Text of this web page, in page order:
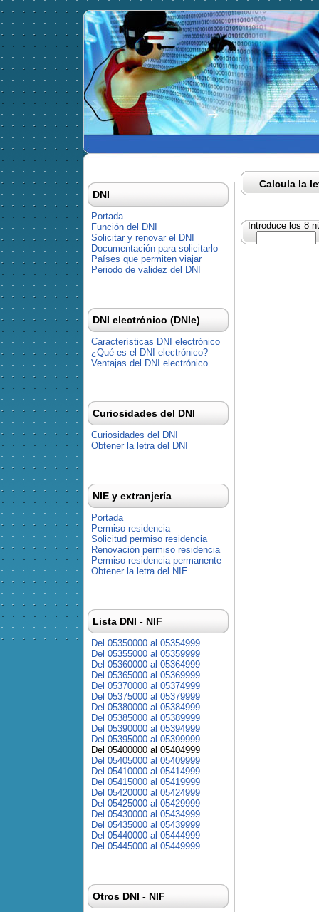
Calcula la
Introduce los 8
DNI
Portada
Función del DNI
Solicitar y renovar el DNI
Documentación para solicitarlo
Países que permiten viajar
Periodo de validez del DNI
DNI electrónico (DNIe)
Características DNI electrónico
¿Qué es el DNI electrónico?
Ventajas del DNI electrónico
Curiosidades del DNI
Curiosidades del DNI
Obtener la letra del DNI
NIE y extranjería
Portada
Permiso residencia
Solicitud permiso residencia
Renovación permiso residencia
Permiso residencia permanente
Obtener la letra del NIE
Lista DNI - NIF
Del 05350000 al 05354999
Del 05355000 al 05359999
Del 05360000 al 05364999
Del 05365000 al 05369999
Del 05370000 al 05374999
Del 05375000 al 05379999
Del 05380000 al 05384999
Del 05385000 al 05389999
Del 05390000 al 05394999
Del 05395000 al 05399999
Del 05400000 al 05404999
Del 05405000 al 05409999
Del 05410000 al 05414999
Del 05415000 al 05419999
Del 05420000 al 05424999
Del 05425000 al 05429999
Del 05430000 al 05434999
Del 05435000 al 05439999
Del 05440000 al 05444999
Del 05445000 al 05449999
Otros DNI - NIF